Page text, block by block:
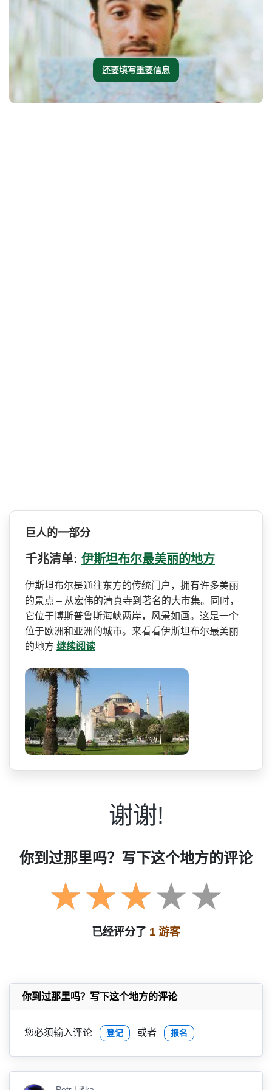
还要填写重要信息
巨人的一部分
千兆清单: 伊斯坦布尔最美丽的地方
伊斯坦布尔是通往东方的传统­门户，拥有许多美丽
的景点 – 从宏伟的清真寺到著名的大市­集。同时，
它位于博斯普鲁斯海峡两岸，风景如画。这­是一个
位于欧洲和亚洲的城市。来看看伊斯坦布尔最美­丽
的地方 继续阅读
谢谢!
你到过那里吗？写下这个地方的评论
已经评分了 1 游客
你到过那里吗？写下这个地方的评论
您必须输入评论 登记 或者 报名